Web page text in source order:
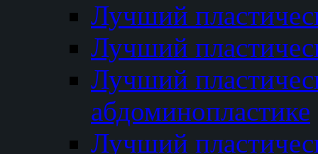
Лучший
Лучший
Лучший
абдоминопластике
Лучший